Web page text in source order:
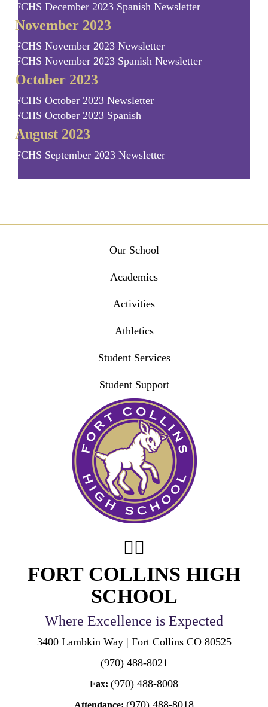
FCHS December 2023 Spanish Newsletter
November 2023
FCHS November 2023 Newsletter
FCHS November 2023 Spanish Newsletter
October 2023
FCHS October 2023 Newsletter
FCHS October 2023 Spanish
August 2023
FCHS September 2023 Newsletter
Our School
Academics
Activities
Athletics
Student Services
Student Support
FORT COLLINS HIGH
SCHOOL
Where Excellence is Expected
3400 Lambkin Way | Fort Collins CO 80525
(970) 488-8021
Fax: (970) 488-8008
Attendance: (970) 488-8018